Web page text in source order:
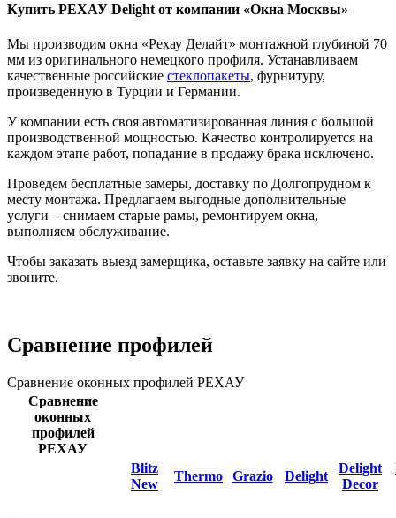
Купить РЕХАУ Delight от компании «Окна Москвы»
Мы производим окна «Рехау Делайт» монтажной глубиной 70
мм из оригинального немецкого профиля. Устанавливаем
качественные российские стеклопакеты, фурнитуру,
произведенную в Турции и Германии.
У компании есть своя автоматизированная линия с большой
производственной мощностью. Качество контролируется на
каждом этапе работ, попадание в продажу брака исключено.
Проведем бесплатные замеры, доставку по Долгопрудном к
месту монтажа. Предлагаем выгодные дополнительные
услуги – снимаем старые рамы, ремонтируем окна,
выполняем обслуживание.
Чтобы заказать выезд замерщика, оставьте заявку на сайте или
звоните.
Сравнение профилей
Сравнение оконных профилей РЕХАУ
Сравнение
оконных
профилей
РЕХАУ
Blitz
New
Thermo Grazio Delight
Delight
Decor